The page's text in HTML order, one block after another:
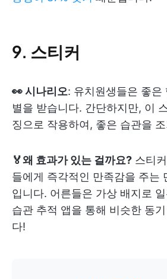
9. 스티커
👀 시나리오: 유치원생들은 좋은
별을 받습니다. 간단하지만, 이
징으로 작용하여, 좋은 습관을
🏅왜 효과가 있는 걸까요? 스티
들에게 즉각적인 만족감을 주는
입니다. 어른들은 가상 배지로
습관 추적 앱을 통해 비슷한 동
다!